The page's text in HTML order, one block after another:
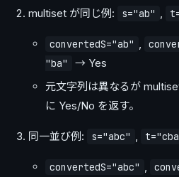
multiset が同じ例: s="ab" ,
convertedS="ab" ,
"ba"
→ Yes
元文字列は異なるが
に Yes/No を返す。
同一並び例: s="abc" ,
convertedS="abc" ,